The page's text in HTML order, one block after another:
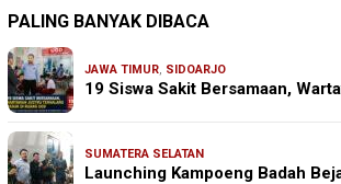
PALING BANYAK DIBACA
JAWA TIMUR, SIDOARJO
19 Siswa Sakit Bersamaan,
SUMATERA SELATAN
Launching Kampoeng Badah